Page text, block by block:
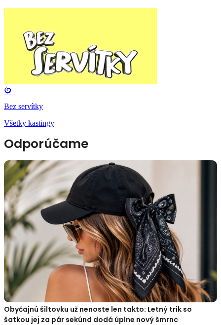
Bez servítky
Všetky kastingy
Odporúčame
Obyčajnú šiltovku už nenoste len takto: Letný trik so
šatkou jej za pár sekúnd dodá úplne nový šmrnc